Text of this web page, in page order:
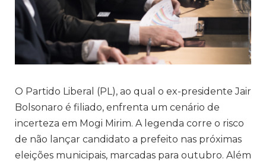
O Partido Liberal (PL), ao qual o ex-presidente Jair
Bolsonaro é filiado, enfrenta um cenário de
incerteza em Mogi Mirim. A legenda corre o risco
de não lançar candidato a prefeito nas próximas
eleições municipais, marcadas para outubro. Além